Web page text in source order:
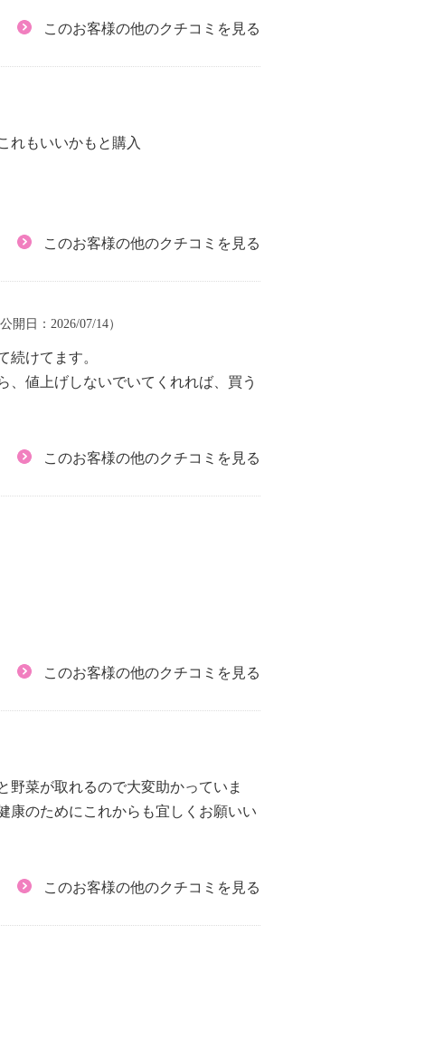
このお客様の他のクチコミを見る
れもいいかもと購入
このお客様の他のクチコミを見る
開日：2026/07/14）
続けてます。
値上げしないでいてくれれば、買う
このお客様の他のクチコミを見る
このお客様の他のクチコミを見る
野菜が取れるので大変助かっていま
康のためにこれからも宜しくお願いい
このお客様の他のクチコミを見る